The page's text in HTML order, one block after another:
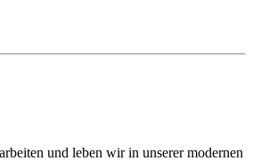
und leben wir in unserer modernen